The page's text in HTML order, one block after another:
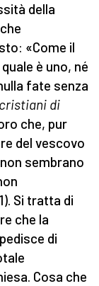
della
«Come il
è uno, né
fate senza
di
che, pur
del vescovo
sembrano
Si tratta di
che la
di
Cosa che